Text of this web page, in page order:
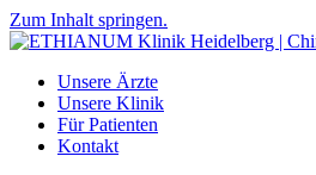
Zum Inhalt springen.
Unsere Ärzte
Unsere Klinik
Für Patienten
Kontakt